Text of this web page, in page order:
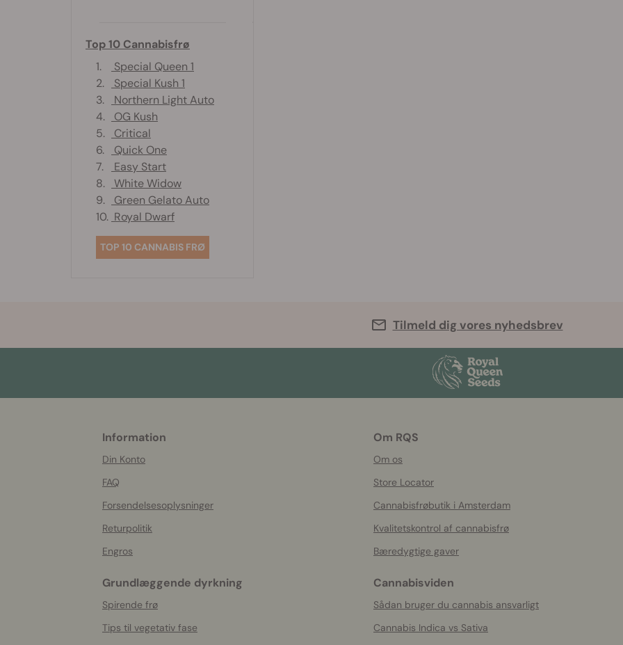
Top 10 Cannabisfrø
1.
Special Queen 1
2.
Special Kush 1
3.
Northern Light Auto
4.
OG Kush
5.
Critical
6.
Quick One
7.
Easy Start
8.
White Widow
9.
Green Gelato Auto
10. Royal Dwarf
TOP 10 CANNABIS FRØ
Tilmeld dig vores nyhedsbrev
Information
Din Konto
FAQ
Forsendelsesoplysninger
Returpolitik
Engros
Om RQS
Om os
Store Locator
Cannabisfrøbutik i Amsterdam
Kvalitetskontrol af cannabisfrø
Bæredygtige gaver
Grundlæggende dyrkning
Spirende frø
Tips til vegetativ fase
Cannabisviden
Sådan bruger du cannabis ansvarligt
Cannabis Indica vs Sativa